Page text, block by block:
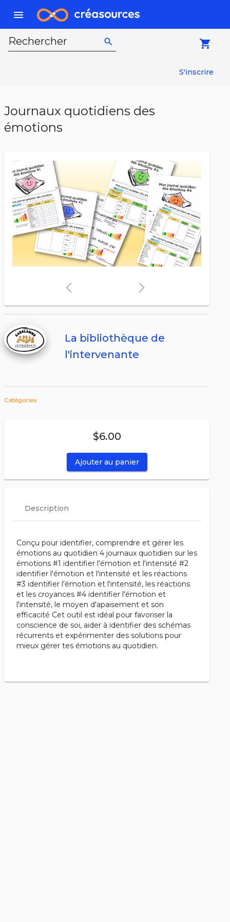
menu
Rechercher search local_grocery_store
S'inscrire
Journaux quotidiens des
émotions
arrow_back_ios arrow_forward_ios
Catégories
$6.00
Ajouter au panier
La bibliothèque de
l'intervenante
Description
Conçu pour identifier, comprendre et gérer les
émotions au quotidien 4 journaux quotidien sur les
émotions #1 identifier l'émotion et l'intensité #2
identifier l'émotion et l'intensité et les réactions
#3 identifier l'émotion et l'intensité, les réactions
et les croyances #4 identifier l'émotion et
l'intensité, le moyen d'apaisement et son
efficacité Cet outil est idéal pour favoriser la
conscience de soi, aider à identifier des schémas
récurrents et expérimenter des solutions pour
mieux gérer tes émotions au quotidien.